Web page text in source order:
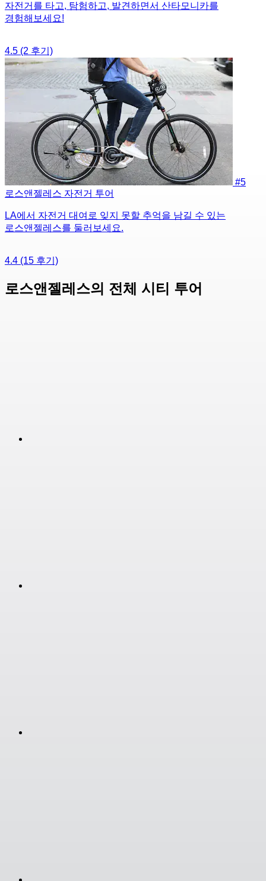
자전거를 타고, 탐험하고, 발견하면서 산타모니카를
경험해보세요!
4.5 (2 후기)
#5
로스앤젤레스 자전거 투어
LA에서 자전거 대여로 잊지 못할 추억을 남길 수 있는
로스앤젤레스를 둘러보세요.
4.4 (15 후기)
로스앤젤레스의 전체 시티 투어